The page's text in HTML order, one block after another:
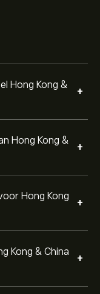
Hong Kong &
+
Hong Kong &
+
Hong Kong
+
Kong & China
+